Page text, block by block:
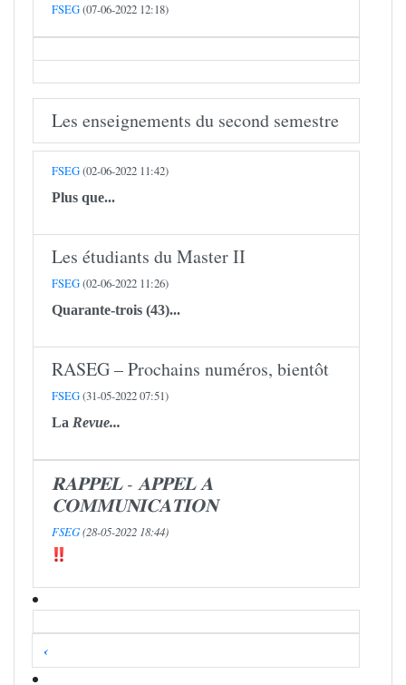
FSEG(07-06-2022 12:18)
Les enseignements du second semestre
FSEG(02-06-2022 11:42)
Plus que...
Les étudiants du Master II
FSEG(02-06-2022 11:26)
Quarante-trois (43)...
RASEG – Prochains numéros, bientôt
FSEG(31-05-2022 07:51)
La Revue...
𝐑𝐀𝐏𝐏𝐄𝐋 - 𝐀𝐏𝐏𝐄𝐋 𝐀
𝐂𝐎𝐌𝐌𝐔𝐍𝐈𝐂𝐀𝐓𝐈𝐎𝐍
FSEG(28-05-2022 18:44)
‹